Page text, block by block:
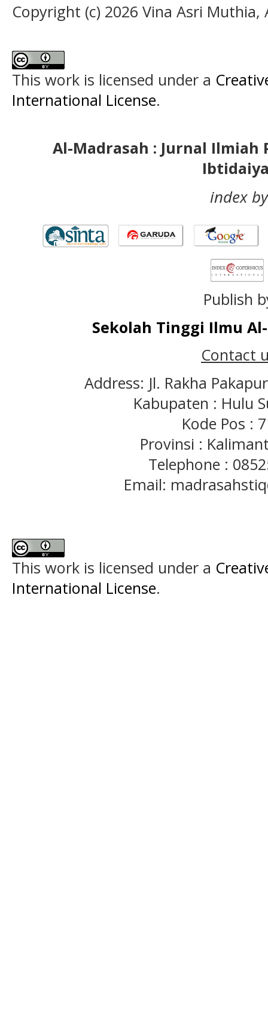
Copyright (c) 2026 Vina Asri
This work is licensed under a
International License.
Al-Madrasah : Jurnal Ilmiah
index
Publish
Sekolah Tinggi Ilmu
Contact
Address: Jl. Rakha
Kabupaten : Hulu
Kode Pos :
Provinsi :
Telephone :
Email:
This work is licensed under a
International License.